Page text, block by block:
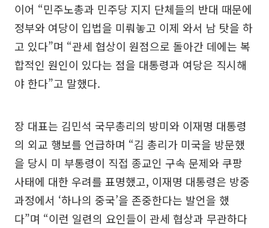
이어 “민주노총과 민주당 지지 단체들의 반대 때문에
정부와 여당이 입법을 미뤄놓고 이제 와서 남 탓을 하
고 있다”며 “관세 협상이 원점으로 돌아간 데에는 복
합적인 원인이 있다는 점을 대통령과 여당은 직시해
야 한다”고 말했다.
장 대표는 김민석 국무총리의 방미와 이재명 대통령
의 외교 행보를 언급하며 “김 총리가 미국을 방문했
을 당시 미 부통령이 직접 종교인 구속 문제와 쿠팡
사태에 대한 우려를 표명했고, 이재명 대통령은 방중
과정에서 ‘하나의 중국’을 존중한다는 발언을 했
다”며 “이런 일련의 요인들이 관세 협상과 무관하다